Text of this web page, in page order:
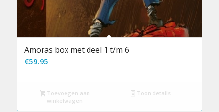
Amoras box met deel 1 t/m 6
€59.95
Toevoegen aan
winkelwagen
Toon details